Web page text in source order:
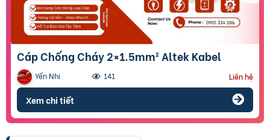
Cáp Chống Cháy 2×1.5mm² Altek Kabel
Yến Nhi 141 Liên hệ
Xem chi tiết